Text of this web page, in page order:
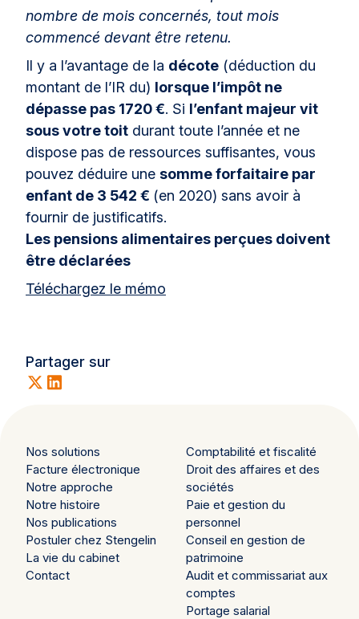
nombre de mois concernés, tout mois
commencé devant être retenu.
Il y a l’avantage de la décote (déduction du
montant de l’IR du) lorsque l’impôt ne
dépasse pas 1720 €. Si l’enfant majeur vit
sous votre toit durant toute l’année et ne
dispose pas de ressources suffisantes, vous
pouvez déduire une somme forfaitaire par
enfant de 3 542 € (en 2020) sans avoir à
fournir de justificatifs.
Les pensions alimentaires perçues doivent
être déclarées
Téléchargez le mémo
Partager sur
Nos solutions
Facture électronique
Notre approche
Notre histoire
Nos publications
Postuler chez Stengelin
La vie du cabinet
Contact
Comptabilité et fiscalité
Droit des affaires et des
sociétés
Paie et gestion du
personnel
Conseil en gestion de
patrimoine
Audit et commissariat aux
comptes
Portage salarial